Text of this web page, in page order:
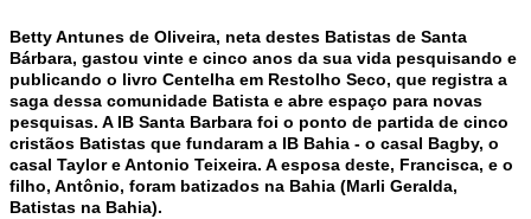
Betty Antunes de Oliveira, neta destes Batistas de Santa
Bárbara, gastou vinte e cinco anos da sua vida pesquisando e
publicando o livro Centelha em Restolho Seco, que registra a
saga dessa comunidade Batista e abre espaço para novas
pesquisas. A IB Santa Barbara foi o ponto de partida de cinco
cristãos Batistas que fundaram a IB Bahia - o casal Bagby, o
casal Taylor e Antonio Teixeira. A esposa deste, Francisca, e o
filho, Antônio, foram batizados na Bahia (Marli Geralda,
Batistas na Bahia).